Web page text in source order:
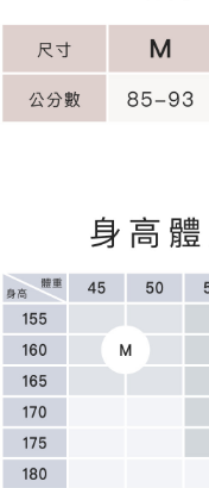
任。
４．使用「AFTEE先享後
時審查核予不同之上限額度
請求用戶進行身份認證。
離島地區宅配
每筆NT$90
黑貓貨到付款